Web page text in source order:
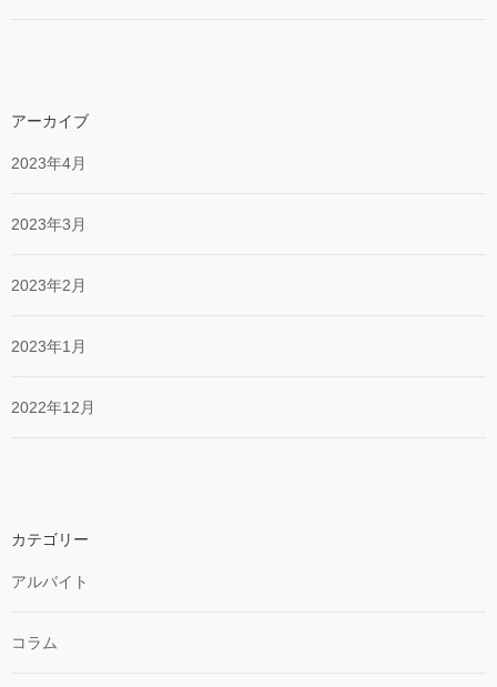
アーカイブ
2023年4月
2023年3月
2023年2月
2023年1月
2022年12月
カテゴリー
アルバイト
コラム